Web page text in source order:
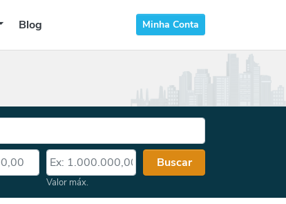
Blog Minha Conta
Valor máx.
Valor máx.
Buscar